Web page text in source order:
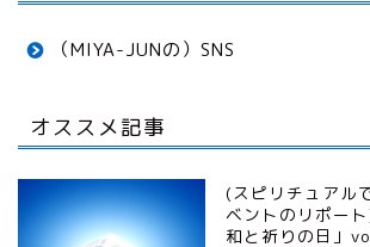
（MIYA-JUNの）SNS
オススメ記事
(スピリチュアル
ベントのリポー
和と祈りの日」